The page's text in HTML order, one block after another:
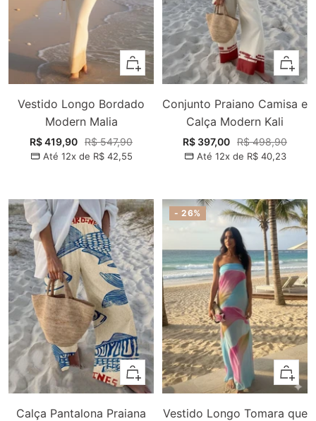
Adicionar
Vestido Longo Bordado
Modern Malia
Preço
promocional
R$ 419,90 Preço
normal
R$ 547,90
Até 12x de R$ 42,55
Conjunto Praiano Camisa e
Calça Modern Kali
Preço
promocional
R$ 397,00 Preço
normal
R$ 498,90
Até 12x de R$ 40,23
Adicionar
Calça Pantalona Praiana
- 26%
Vestido Longo Tomara que